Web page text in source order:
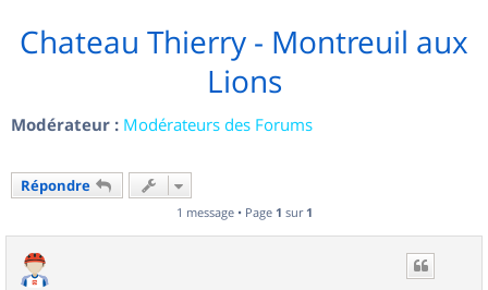
Chateau Thierry - Montreuil aux
Lions
Modérateur : Modérateurs des Forums
Répondre
1 message • Page 1 sur 1